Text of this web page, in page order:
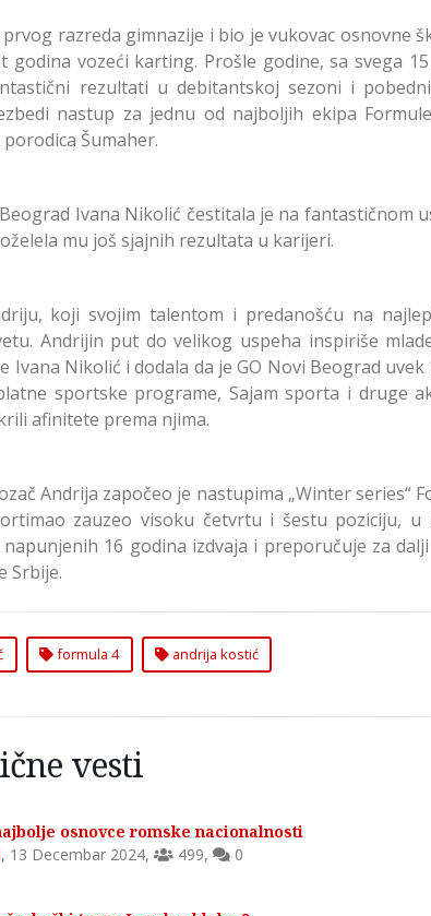
razreda gimnazije i bio je vukovac osnovne
godina vozeći karting. Prošle godine, sa svega
rezultati u debitantskoj sezoni i
nastup za jednu od najboljih ekipa
Šumaher.
Beograd Ivana Nikolić čestitala je na
mu još sjajnih rezultata u karijeri.
koji svojim talentom i predanošću na
Andrijin put do velikog uspeha inspiriše
Ivana Nikolić i dodala da je GO Novi Beograd
sportske programe, Sajam sporta i druge
afinitete prema njima.
Andrija započeo je nastupima „Winter series“
zauzeo visoku četvrtu i šestu poziciju,
16 godina izdvaja i preporučuje za
Srbije.
formula 4 andrija kostić
vesti
osnovce romske nacionalnosti
, 13 Decembar 2024, 499, 0